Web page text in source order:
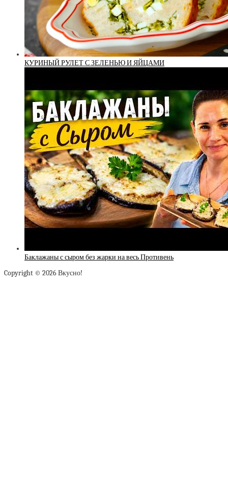
КУРИНЫЙ РУЛЕТ С ЗЕЛЕНЬЮ И ЯЙЦАМИ
Баклажаны с сыром без жарки на весь Противень
Copyright © 2026 Вкусно!